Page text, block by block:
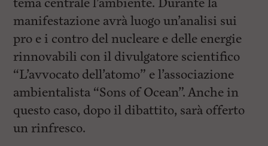
manifestazione avrà luogo un’analisi sui
pro e i contro del nucleare e delle energie
rinnovabili con il divulgatore scientifico
“L’avvocato dell’atomo” e l’associazione
ambientalista “Sons of Ocean”. Anche in
questo caso, dopo il dibattito, sarà offerto
un rinfresco.